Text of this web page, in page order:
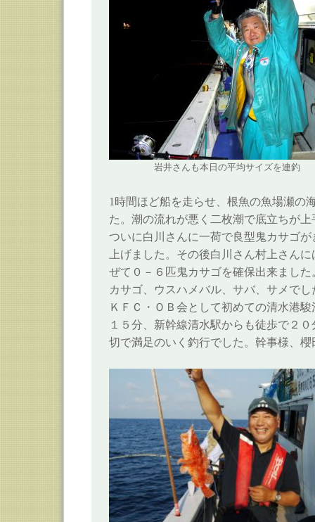
岩井さんも本日の平均サイズを連釣
1時間ほど船を走らせ、根魚の魚場瀬の
た。潮の流れが悪く二枚潮で底立ちが
ついに白川さんに一荷で良型鬼カサゴ
上げました。その後白川さん村上さん
ぜて０－６匹鬼カサゴを確保出来まし
カサゴ、ウスハメバル、サバ、サメでし
ＫＦＣ・ＯＢ会として初めての清水港
１５分、新幹線清水駅からも徒歩で２
切で満足のいく釣行でした。幹事様、